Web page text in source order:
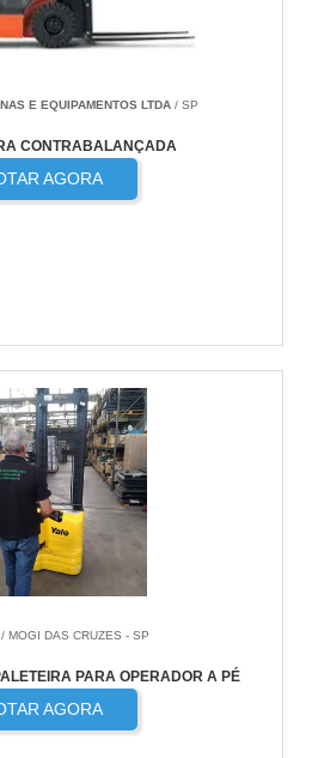
E EQUIPAMENTOS LTDA/ SP
CONTRABALANÇADA
AGORA
MOGI DAS CRUZES - SP
PARA OPERADOR A PÉ
AGORA